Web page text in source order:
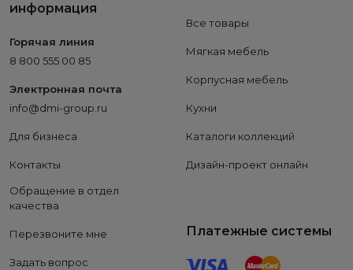
информация
Горячая линия
8 800 555 00 85
Электронная почта
info@dmi-group.ru
Для бизнеса
Контакты
Обращение в отдел
качества
Перезвоните мне
Задать вопрос
Все товары
Мягкая мебель
Корпусная мебель
Кухни
Каталоги коллекций
Дизайн-проект онлайн
Платежные системы